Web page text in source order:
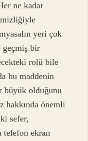
ne kadar
yeri çok
geçmiş bir
rolü bile
bu maddenin
büyük olduğunu
hakkında önemli
sefer,
telefon ekran